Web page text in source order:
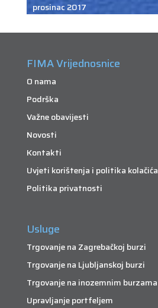
prosinac 2017
FIMA Vrijednosnice
O nama
Podrška
Važne obavijesti
Novosti
Kontakti
Uvjeti korištenja i politika kolačića
Politika privatnosti
Usluge
Trgovanje na Zagrebačkoj burzi
Trgovanje na Ljubljanskoj burzi
Trgovanje na inozemnim burzama
Upravljanje portfeljem